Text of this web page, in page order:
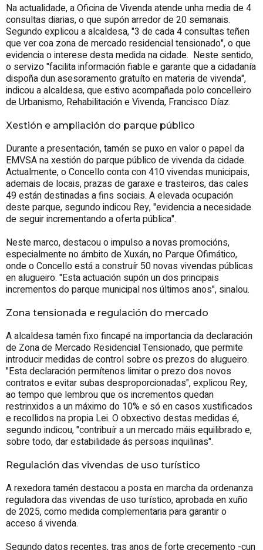
Na actualidade, a Oficina de Vivenda atende unha media de 4
consultas diarias, o que supón arredor de 20 semanais.
Segundo explicou a alcaldesa, "3 de cada 4 consultas teñen
que ver coa zona de mercado residencial tensionado", o que
evidencia o interese desta medida na cidade. Neste sentido,
o servizo "facilita información fiable e garante que a cidadanía
dispoña dun asesoramento gratuíto en materia de vivenda",
indicou a alcaldesa, que estivo acompañada polo concelleiro
de Urbanismo, Rehabilitación e Vivenda, Francisco Díaz.
Xestión e ampliación do parque público
Durante a presentación, tamén se puxo en valor o papel da
EMVSA na xestión do parque público de vivenda da cidade.
Actualmente, o Concello conta con 410 vivendas municipais,
ademais de locais, prazas de garaxe e trasteiros, das cales
49 están destinadas a fins sociais. A elevada ocupación
deste parque, segundo indicou Rey, "evidencia a necesidade
de seguir incrementando a oferta pública".
Neste marco, destacou o impulso a novas promocións,
especialmente no ámbito de Xuxán, no Parque Ofimático,
onde o Concello está a construír 50 novas vivendas públicas
en alugueiro. "Esta actuación supón un dos principais
incrementos do parque municipal nos últimos anos", sinalou.
Zona tensionada e regulación do mercado
A alcaldesa tamén fixo fincapé na importancia da declaración
de Zona de Mercado Residencial Tensionado, que permite
introducir medidas de control sobre os prezos do alugueiro.
"Esta declaración permítenos limitar o prezo dos novos
contratos e evitar subas desproporcionadas", explicou Rey,
ao tempo que lembrou que os incrementos quedan
restrinxidos a un máximo do 10% e só en casos xustificados
e recollidos na propia Lei. O obxectivo destas medidas é,
segundo indicou, "contribuír a un mercado máis equilibrado e,
sobre todo, dar estabilidade ás persoas inquilinas".
Regulación das vivendas de uso turístico
A rexedora tamén destacou a posta en marcha da ordenanza
reguladora das vivendas de uso turístico, aprobada en xuño
de 2025, como medida complementaria para garantir o
acceso á vivenda.
Segundo datos recentes, tras anos de forte crecemento -cun